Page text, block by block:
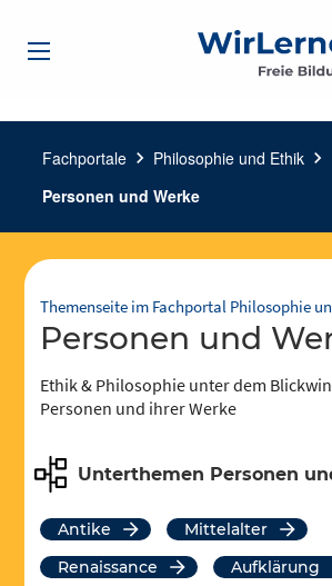
Fachportale chevron_right Philosophie und Ethik chevron_right
Personen und Werke
Themenseite im Fachportal Philosophie
Personen und
Ethik & Philosophie unter dem
Personen und ihrer Werke
Unterthemen Personen
Antike
Mittelalter
Renaissance
Aufklärung